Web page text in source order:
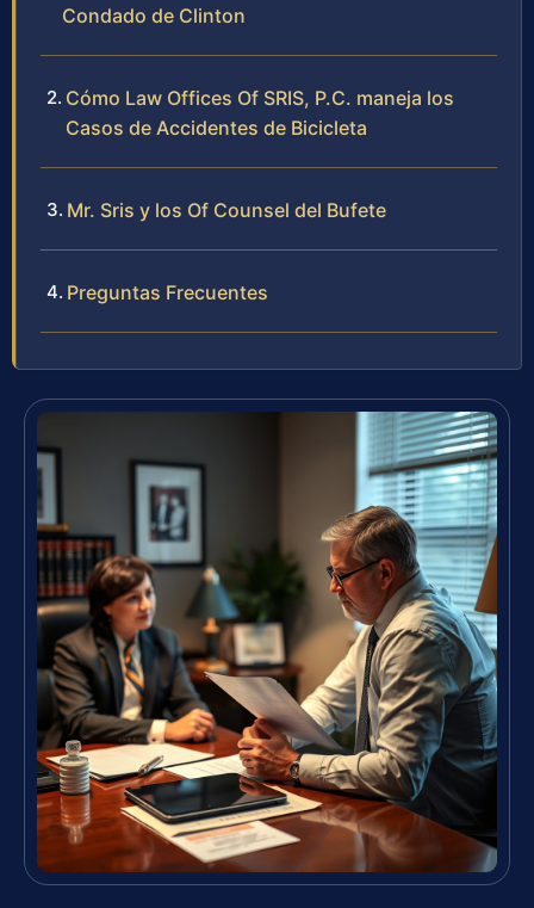
Condado de Clinton
Cómo Law Offices Of SRIS, P.C. maneja los
Casos de Accidentes de Bicicleta
Mr. Sris y los Of Counsel del Bufete
Preguntas Frecuentes